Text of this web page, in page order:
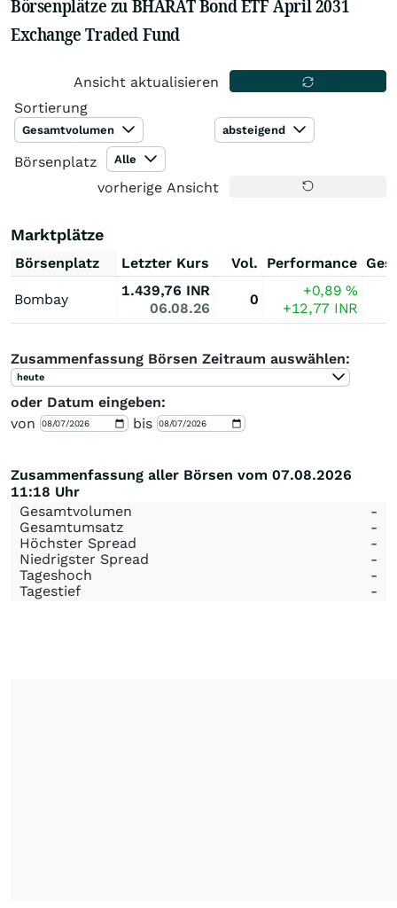
Börsenplätze zu BHARAT Bond ETF April 2031
Exchange Traded Fund
Ansicht aktualisieren
Sortierung
Gesamtvolumen absteigend
Börsenplatz Alle
vorherige Ansicht
Marktplätze
Börsenplatz Letzter Kurs Vol. Performance
Bombay
1.439,76 INR
06.08.26
0
+0,89%
+12,77 INR
Zusammenfassung Börsen Zeitraum auswählen:
heute
oder Datum eingeben:
von
bis
Zusammenfassung aller Börsen vom 07.08.2026
11:18 Uhr
Gesamtvolumen
-
Gesamtumsatz
-
Höchster Spread
-
Niedrigster Spread
-
Tageshoch
-
Tagestief
-